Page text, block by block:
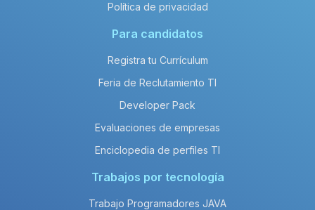
Política de privacidad
Para candidatos
Registra tu Currículum
Feria de Reclutamiento TI
Developer Pack
Evaluaciones de empresas
Enciclopedia de perfiles TI
Trabajos por tecnología
Trabajo Programadores JAVA